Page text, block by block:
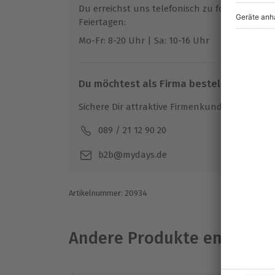
Du erreichst uns telefonisch zu folgenden
Feiertagen:
Mo-Fr: 8-20 Uhr | Sa: 10-16 Uhr
Du möchtest als Firma bestellen?
Sichere Dir attraktive Firmenkunden Vorteile.
089 / 21 12 90 20
b2b@mydays.de
Artikelnummer: 20934
Andere Produkte entdecken